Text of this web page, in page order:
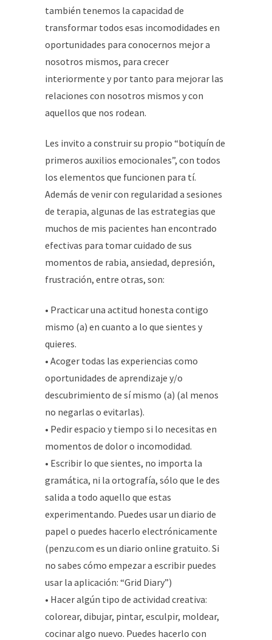
también tenemos la capacidad de
transformar todos esas incomodidades en
oportunidades para conocernos mejor a
nosotros mismos, para crecer
interiormente y por tanto para mejorar las
relaciones con nosotros mismos y con
aquellos que nos rodean.
Les invito a construir su propio “botiquín de
primeros auxilios emocionales”, con todos
los elementos que funcionen para tí.
Además de venir con regularidad a sesiones
de terapia, algunas de las estrategias que
muchos de mis pacientes han encontrado
efectivas para tomar cuidado de sus
momentos de rabia, ansiedad, depresión,
frustración, entre otras, son:
• Practicar una actitud honesta contigo
mismo (a) en cuanto a lo que sientes y
quieres.
• Acoger todas las experiencias como
oportunidades de aprendizaje y/o
descubrimiento de sí mismo (a) (al menos
no negarlas o evitarlas).
• Pedir espacio y tiempo si lo necesitas en
momentos de dolor o incomodidad.
• Escribir lo que sientes, no importa la
gramática, ni la ortografía, sólo que le des
salida a todo aquello que estas
experimentando. Puedes usar un diario de
papel o puedes hacerlo electrónicamente
(penzu.com es un diario online gratuito. Si
no sabes cómo empezar a escribir puedes
usar la aplicación: “Grid Diary”)
• Hacer algún tipo de actividad creativa:
colorear, dibujar, pintar, esculpir, moldear,
cocinar algo nuevo. Puedes hacerlo con